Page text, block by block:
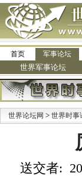
首页 军事论坛
世界军事论坛
世界论坛网 > 世界时事
送交者: